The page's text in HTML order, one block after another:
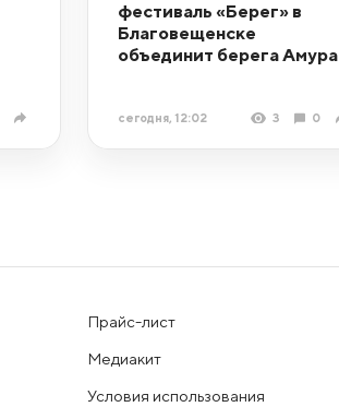
фестиваль «Берег» в
Благовещенске
объединит берега Амура
сегодня, 12:02 3 0
Прайс-лист
Медиакит
Условия использования